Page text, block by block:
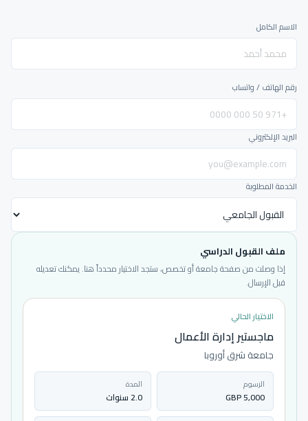
الاسم الكامل
رقم الهاتف / واتساب
البريد الإلكتروني
الخدمة المطلوبة
ملف القبول الدراسي
إذا وصلت من صفحة جامعة أو تخصص، ستجد الاختيار محدداً هنا. يمكنك تعديله
قبل الإرسال.
الاختيار الحالي
ماجستير إدارة الأعمال
جامعة شرق أوروبا
الرسوم
5,000 GBP
المدة
2.0 سنوات